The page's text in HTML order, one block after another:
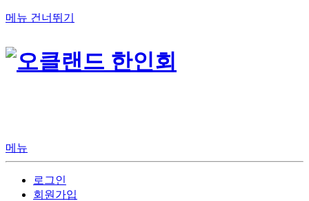
메뉴 건너뛰기
메뉴
로그인
회원가입